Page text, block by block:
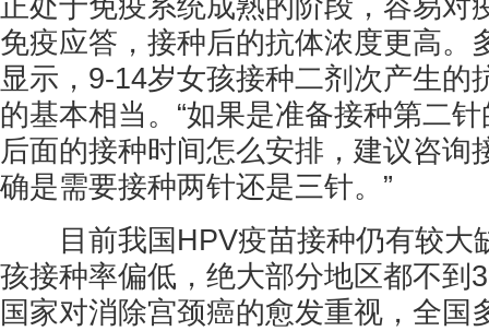
正处于免疫系统成熟的阶段，容易对
免疫应答，接种后的抗体浓度更高。
显示，9-14岁女孩接种二剂次产生的
的基本相当。“如果是准备接种第二
后面的接种时间怎么安排，建议咨询
确是需要接种两针还是三针。”
目前我国HPV疫苗接种仍有较大
孩接种率偏低，绝大部分地区都不到
国家对消除宫颈癌的愈发重视，全国